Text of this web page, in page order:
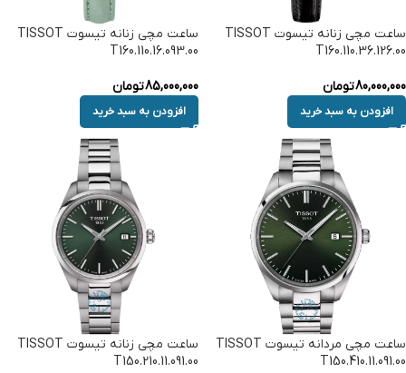
ساعت مچی زنانه تیسوت TISSOT
T160.110.36.126.00
80,000,000تومان
افزودن به سبد خرید
ساعت مچی زنانه تیسوت TISSOT
T160.110.16.093.00
85,000,000تومان
افزودن به سبد خرید
ساعت مچی مردانه تیسوت TISSOT
T150.410.11.091.00
ساعت مچی زنانه تیسوت TISSOT
T150.210.11.091.00